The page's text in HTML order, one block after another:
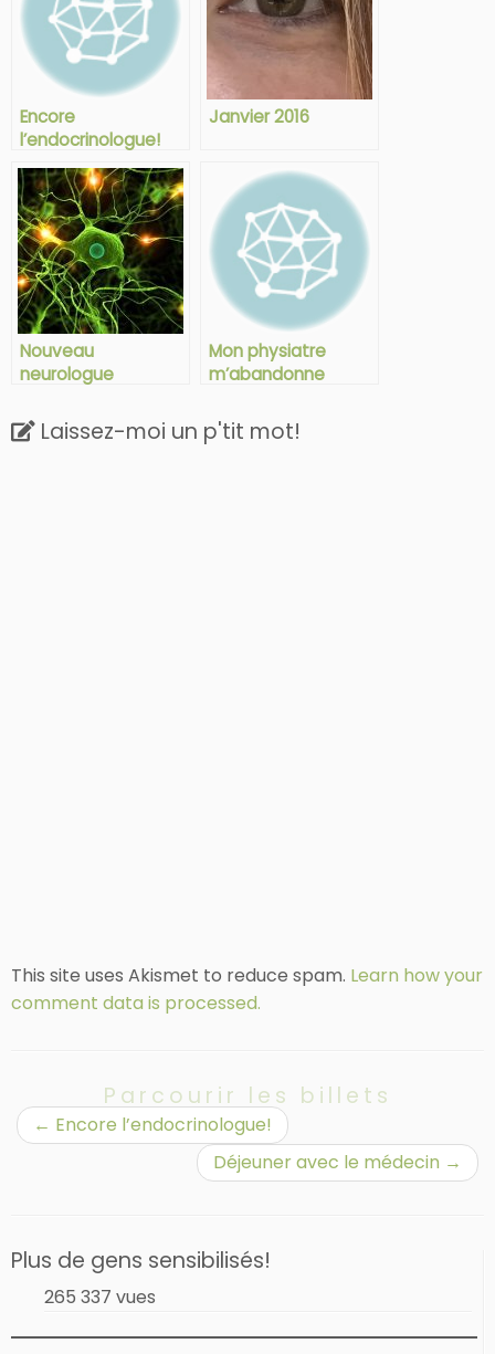
Encore
l’endocrinologue!
Janvier 2016
Nouveau
neurologue
Mon physiatre
m’abandonne
Laissez-moi un p'tit mot!
This site uses Akismet to reduce spam. Learn how your
comment data is processed.
Parcourir les billets
← Encore l’endocrinologue!
Déjeuner avec le médecin →
Plus de gens sensibilisés!
265 337 vues